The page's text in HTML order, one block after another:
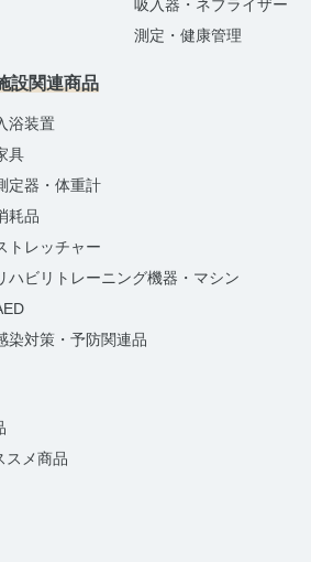
吸入器・ネブライザー
測定・健康管理
設関連商品
浴装置
具
定器・体重計
耗品
トレッチャー
ハビリトレーニング機器・マシン
染対策・予防関連品
スメ商品